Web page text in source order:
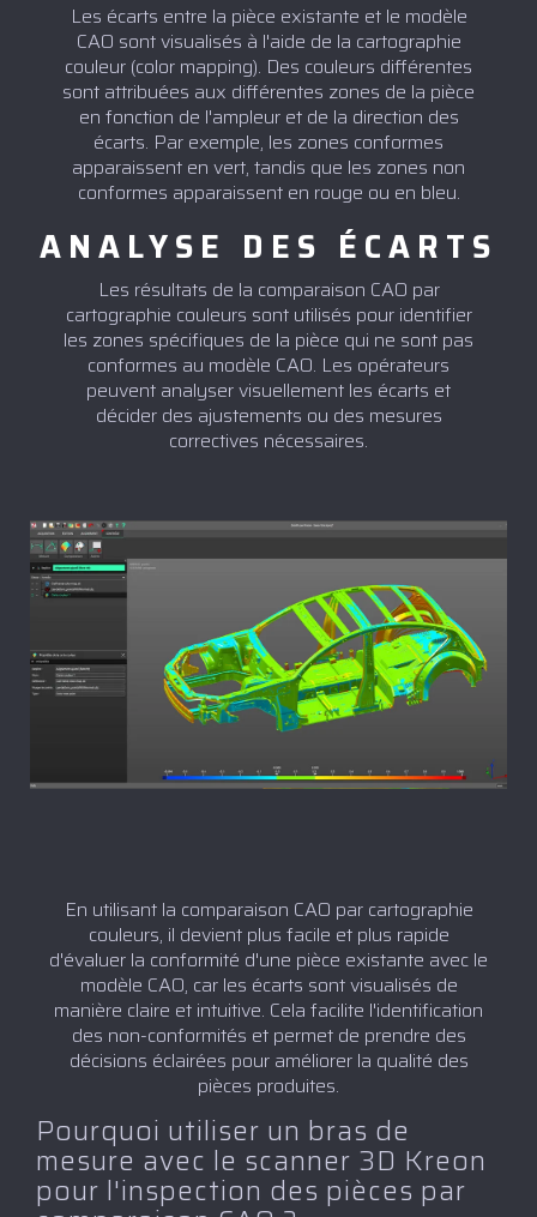
Les écarts entre la pièce existante et le modèle
CAO sont visualisés à l'aide de la cartographie
couleur (color mapping). Des couleurs différentes
sont attribuées aux différentes zones de la pièce
en fonction de l'ampleur et de la direction des
écarts. Par exemple, les zones conformes
apparaissent en vert, tandis que les zones non
conformes apparaissent en rouge ou en bleu.
ANALYSE DES ÉCARTS
Les résultats de la comparaison CAO par
cartographie couleurs sont utilisés pour identifier
les zones spécifiques de la pièce qui ne sont pas
conformes au modèle CAO. Les opérateurs
peuvent analyser visuellement les écarts et
décider des ajustements ou des mesures
correctives nécessaires.
En utilisant la comparaison CAO par cartographie
couleurs, il devient plus facile et plus rapide
d'évaluer la conformité d'une pièce existante avec le
modèle CAO, car les écarts sont visualisés de
manière claire et intuitive. Cela facilite l'identification
des non-conformités et permet de prendre des
décisions éclairées pour améliorer la qualité des
pièces produites.
Pourquoi utiliser un bras de
mesure avec le scanner 3D Kreon
pour l'inspection des pièces par